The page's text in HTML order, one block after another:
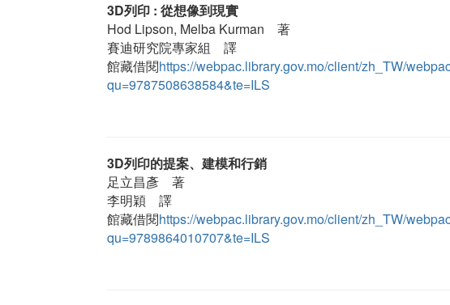
3D列印 : 從想像到現實
Hod Lipson, Melba Kurman 著
賽迪研究院專家組 譯
館藏借閱https://webpac.library.gov.mo/client/zh_TW/
qu=9787508638584&te=ILS
3D列印的提案、建模和行銷
足立昌彥 著
李明穎 譯
館藏借閱https://webpac.library.gov.mo/client/zh_TW/
qu=9789864010707&te=ILS